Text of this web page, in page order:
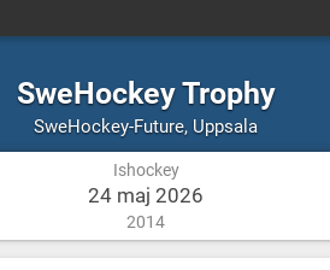
SweHockey Trophy
SweHockey-Future, Ishockey
Uppsala
Ishockey
24 maj 2026
2014